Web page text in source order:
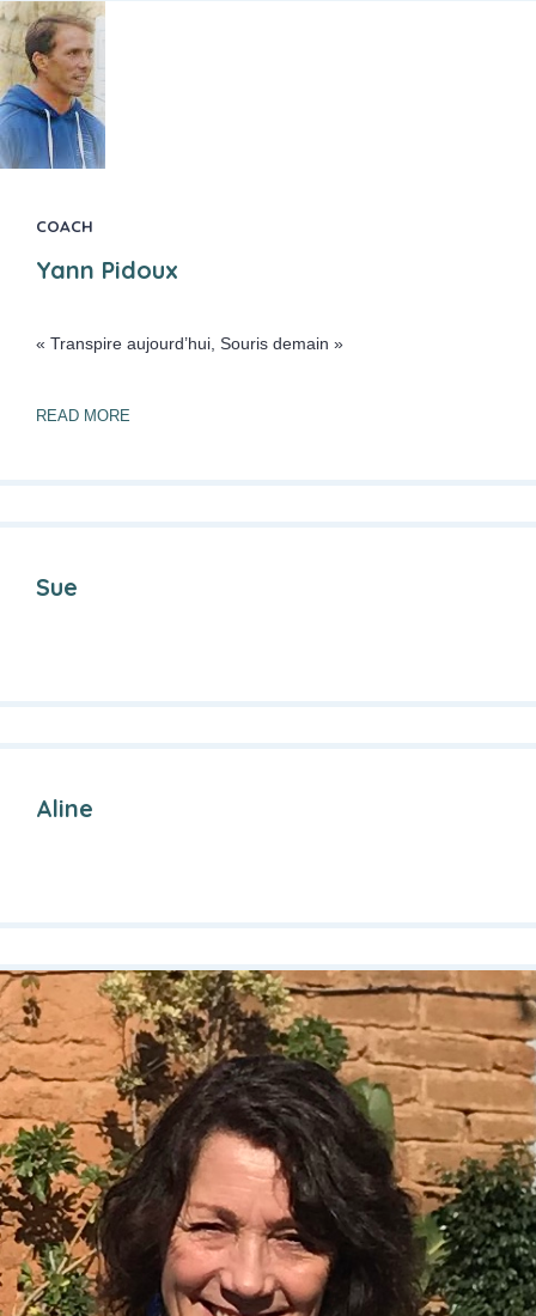
COACH
Yann Pidoux
« Transpire aujourd’hui, Souris demain »
READ MORE
Sue
Aline